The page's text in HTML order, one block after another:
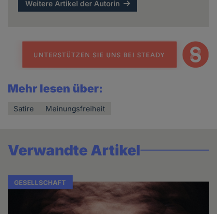
Weitere Artikel der Autorin
Mehr lesen über:
Satire Meinungsfreiheit
Verwandte Artikel
GESELLSCHAFT